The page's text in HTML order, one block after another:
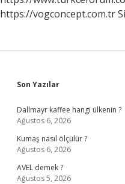
https://vogconcept.com.tr
Sidebar
Son Yazılar
Dallmayr kaffee hangi ülkenin ?
Ağustos 6, 2026
Kumaş nasıl ölçülür ?
Ağustos 6, 2026
AVEL demek ?
Ağustos 5, 2026